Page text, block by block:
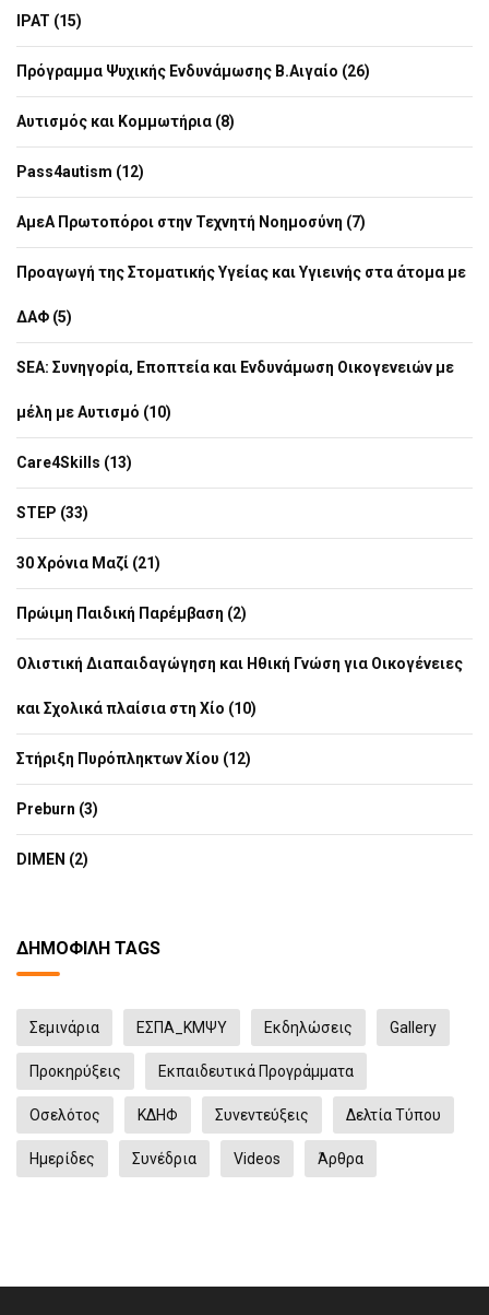
IPAT (15)
Πρόγραμμα Ψυχικής Ενδυνάμωσης Β.Αιγαίο (26)
Αυτισμός και Κομμωτήρια (8)
Pass4autism (12)
ΑμεΑ Πρωτοπόροι στην Τεχνητή Νοημοσύνη (7)
Προαγωγή της Στοματικής Υγείας και Υγιεινής στα άτομα με
ΔΑΦ (5)
SEA: Συνηγορία, Εποπτεία και Ενδυνάμωση Οικογενειών με
μέλη με Αυτισμό (10)
Care4Skills (13)
STEP (33)
30 Χρόνια Μαζί (21)
Πρώιμη Παιδική Παρέμβαση (2)
Ολιστική Διαπαιδαγώγηση και Ηθική Γνώση για Οικογένειες
και Σχολικά πλαίσια στη Χίο (10)
Στήριξη Πυρόπληκτων Χίου (12)
Preburn (3)
DIMEN (2)
ΔΗΜΟΦΙΛΉ TAGS
Σεμινάρια ΕΣΠΑ_ΚΜΨΥ Eκδηλώσεις Gallery
Προκηρύξεις Εκπαιδευτικά Προγράμματα
Οσελότος ΚΔΗΦ Συνεντεύξεις Δελτία Τύπου
Ημερίδες Συνέδρια Videos Άρθρα